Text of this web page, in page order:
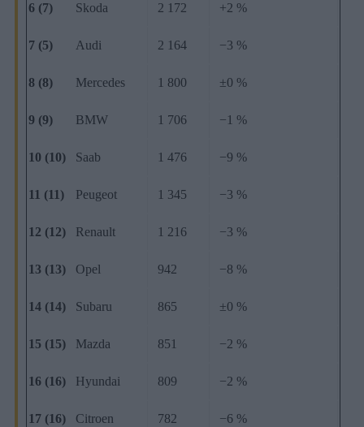
6 (7) Skoda 2 172 +2 %
7 (5) Audi 2 164 −3 %
8 (8) Mercedes 1 800 ±0 %
9 (9) BMW 1 706 −1 %
10 (10) Saab 1 476 −9 %
11 (11) Peugeot 1 345 −3 %
12 (12) Renault 1 216 −3 %
13 (13) Opel 942 −8 %
14 (14) Subaru 865 ±0 %
15 (15) Mazda 851 −2 %
16 (16) Hyundai 809 −2 %
17 (16) Citroen 782 −6 %